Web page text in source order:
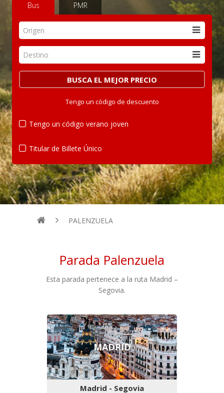
Bus PMR
Origen
Destino
Tengo un código de descuento
Tengo un código verano joven
Titular de Billete Único
PALENZUELA
Parada Palenzuela
Esta parada pertenece a la ruta Madrid –
Segovia.
MADRID
Madrid - Segovia